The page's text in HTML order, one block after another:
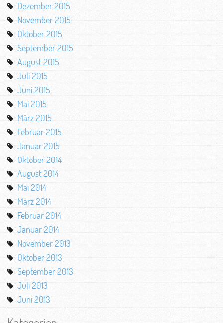
Dezember 2015
November 2015
Oktober 2015
September 2015
August 2015
Juli 2015
Juni 2015
Mai 2015
März 2015
Februar 2015
Januar 2015
Oktober 2014
August 2014
Mai 2014
März 2014
Februar 2014
Januar 2014
November 2013
Oktober 2013
September 2013
Juli 2013
Juni 2013